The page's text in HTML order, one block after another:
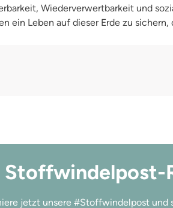
Wiederverwertbarkeit und
ein Leben auf dieser Erde zu
jetzt unsere #Stoffwindelpost und